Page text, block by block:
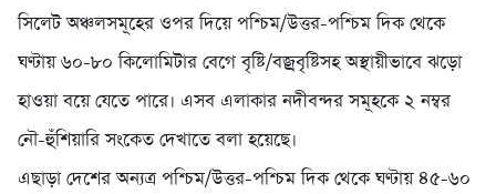
সিলেট অঞ্চলসমূহের ওপর দিয়ে পশ্চিম/উত্তর-পশ্চিম দিক থেকে
ঘণ্টায় ৬০-৮০ কিলোমিটার বেগে বৃষ্টি/বজ্রবৃষ্টিসহ অস্থায়ীভাবে ঝড়ো
হাওয়া বয়ে যেতে পারে। এসব এলাকার নদীবন্দর সমূহকে ২ নম্বর
নৌ-হুঁশিয়ারি সংকেত দেখাতে বলা হয়েছে।
এছাড়া দেশের অন্যত্র পশ্চিম/উত্তর-পশ্চিম দিক থেকে ঘণ্টায় ৪৫-৬০